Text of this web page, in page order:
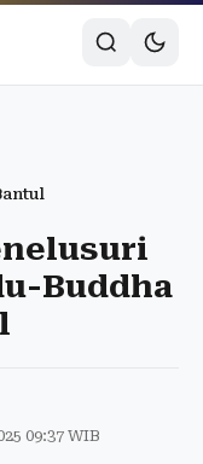
Buddha
09:37 WIB